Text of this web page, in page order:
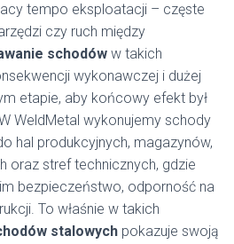
tempo eksploatacji – częste
czy ruch między
schodów w takich
wykonawczej i dużej
etapie, aby końcowy efekt był
WeldMetal wykonujemy schody
hal produkcyjnych, magazynów,
oraz stref technicznych, gdzie
bezpieczeństwo, odporność na
To właśnie w takich
stalowych pokazuje swoją